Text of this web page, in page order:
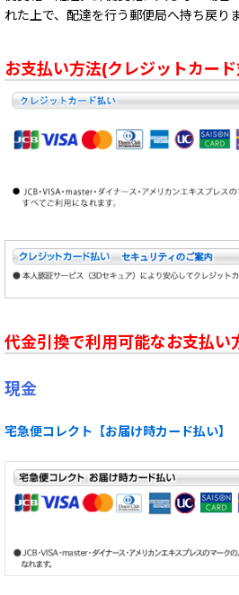
れた上で、配達を行う郵便局へ持ち戻り
お支払い方法(クレジットカー
代金引換で利用可能なお支払い
現金
宅急便コレクト【お届け時カード払い】